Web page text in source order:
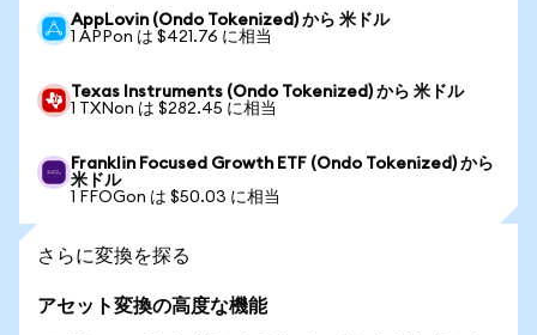
AppLovin (Ondo Tokenized) から 米ドル
1 APPon は $421.76 に相当
Texas Instruments (Ondo Tokenized) から 米ドル
1 TXNon は $282.45 に相当
Franklin Focused Growth ETF (Ondo Tokenized) から
米ドル
1 FFOGon は $50.03 に相当
さらに変換を探る
アセット変換の高度な機能